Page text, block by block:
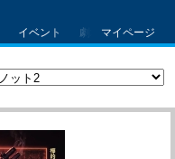
イベント 劇場案内 アク
マイページ